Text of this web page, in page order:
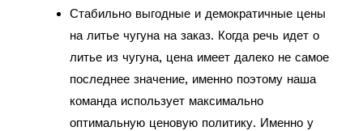
Стабильно выгодные и демократичные цены
на литье чугуна на заказ. Когда речь идет о
литье из чугуна, цена имеет далеко не самое
последнее значение, именно поэтому наша
команда использует максимально
оптимальную ценовую политику. Именно у